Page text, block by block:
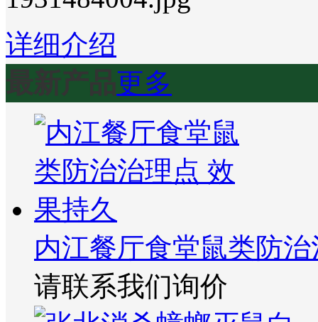
详细介绍
最新产品更多
内江餐厅食堂鼠类防
请联系我们询价